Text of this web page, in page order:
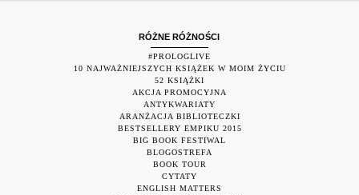
RÓŻNE RÓŻNOŚCI
#PROLOGLIVE
10 NAJWAŻNIEJSZYCH KSIĄŻEK W MOIM ŻYCIU
52 KSIĄŻKI
AKCJA PROMOCYJNA
ANTYKWARIATY
ARANŻACJA BIBLIOTECZKI
BESTSELLERY EMPIKU 2015
BIG BOOK FESTIWAL
BLOGOSTREFA
BOOK TOUR
CYTATY
ENGLISH MATTERS